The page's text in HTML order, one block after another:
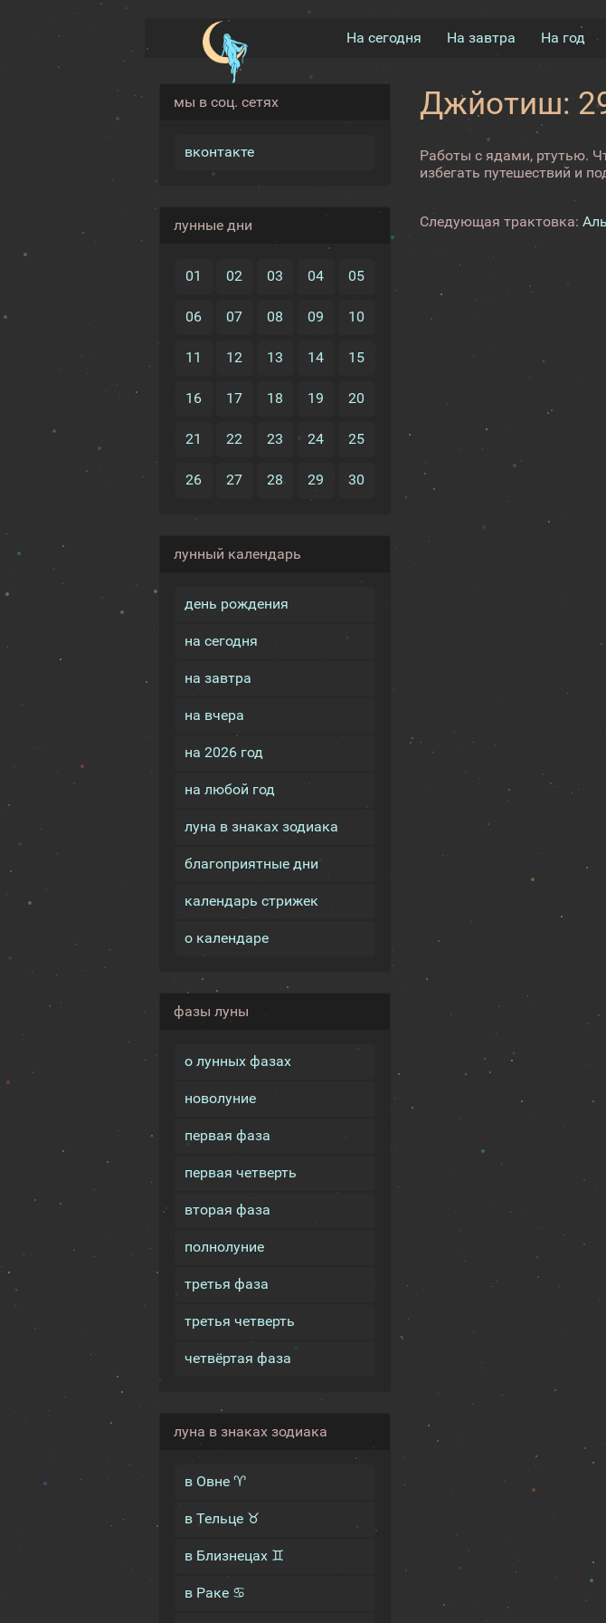
На сегодня На завтра На год
мы в соц. сетях
вконтакте
лунные дни
01 02 03 04 05
06 07 08 09 10
11 12 13 14 15
16 17 18 19 20
21 22 23 24 25
26 27 28 29 30
лунный календарь
день рождения
на сегодня
на завтра
на вчера
на 2026 год
на любой год
луна в знаках зодиака
благоприятные дни
календарь стрижек
о календаре
фазы луны
о лунных фазах
новолуние
первая фаза
первая четверть
вторая фаза
полнолуние
третья фаза
третья четверть
четвёртая фаза
луна в знаках зодиака
в Овне ♈
в Тельце ♉
в Близнецах ♊
в Раке ♋
Джйотиш:
Работы с ядами, ртутью.
избегать путешествий и
Следующая трактовка: